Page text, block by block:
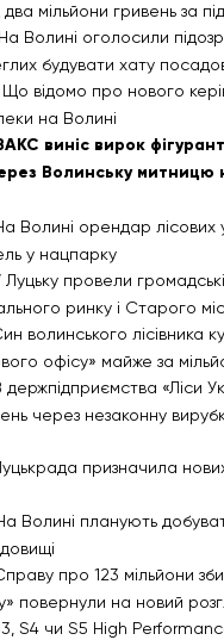
мільйони гривень за
На Волині оголосили
будувати хату
Що відомо про нового
на Волині
виніс вирок
Волинську митницю
Волині орендар лісових
у нацпарку
Луцьку провели
ринку і Старого
волинського лісівника
офісу» майже за
держпідприємства «Ліси
через незаконну
призначила
Волині планують
про 123 мільйони
повернули на новий
S4 чи S5 High